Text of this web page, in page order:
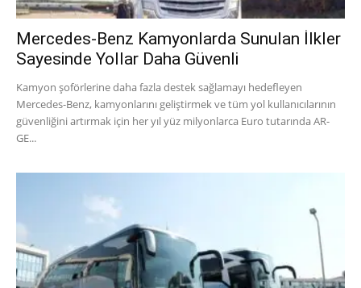
Mercedes-Benz Kamyonlarda Sunulan İlkler
Sayesinde Yollar Daha Güvenli
Kamyon şoförlerine daha fazla destek sağlamayı hedefleyen
Mercedes-Benz, kamyonlarını geliştirmek ve tüm yol kullanıcılarının
güvenliğini artırmak için her yıl yüz milyonlarca Euro tutarında AR-
GE...